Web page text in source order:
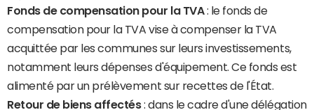
Fonds de compensation pour la TVA: le fonds de
compensation pour la TVA vise à compenser la TVA
acquittée par les communes sur leurs investissements,
notamment leurs dépenses d'équipement. Ce fonds est
alimenté par un prélèvement sur recettes de l'État.
Retour de biens affectés: dans le cadre d'une délégation